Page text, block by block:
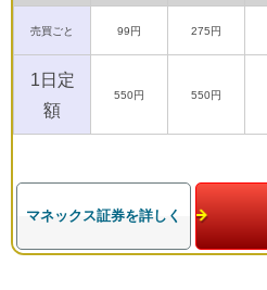
売買ごと 99円 275円
1日定
額
550円 550円
マネックス証券を詳しく